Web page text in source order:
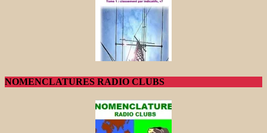
NOMENCLATURES RADIO CLUBS